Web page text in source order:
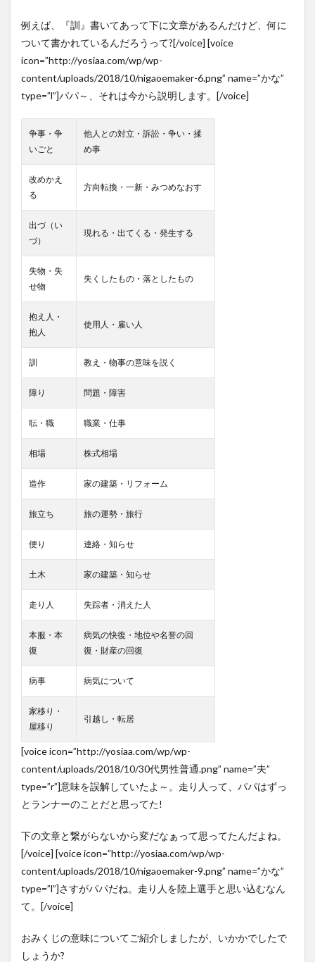
例えば、『訓』書いてあって下に文章があるんだけど、何に
ついて書かれているんだろうって?[/voice] [voice
icon=”http://yosiaa.com/wp/wp-
content/uploads/2018/10/nigaoemaker-6.png” name=”かな”
type=”l”]パパ～、それは今から説明します。[/voice]
争事・争
いごと
他人との対立・訴訟・争い・揉
め事
改めかえ
る
方向転換・一新・みつめなおす
出づ（い
づ）
現れる・出てくる・発生する
失物・失
せ物
失くしたもの・落としたもの
抱え人・
抱人
使用人・雇い人
訓 教え・物事の意味を説く
障り 問題・障害
耺・職 職業・仕事
相場 株式相場
造作 家の建築・リフォーム
旅立ち 旅の運勢・旅行
便り 連絡・知らせ
土木 家の建築・知らせ
走り人 失踪者・消えた人
本服・本
復
病気の快復・地位や名誉の回
復・財産の回復
病事 病気について
家移り・
屋移り
引越し・転居
[voice icon=”http://yosiaa.com/wp/wp-
content/uploads/2018/10/30代男性普通.png” name=”夫”
type=”r”]意味を誤解していたよ～。走り人って、パパはずっ
とランナーのことだと思ってた!
下の文章と繋がらないから変だなぁって思ってたんだよね。
[/voice] [voice icon=”http://yosiaa.com/wp/wp-
content/uploads/2018/10/nigaoemaker-9.png” name=”かな”
type=”l”]さすがパパだね。走り人を陸上選手と思い込むなん
て。[/voice]
おみくじの意味についてご紹介しましたが、いかかでしたで
しょうか?